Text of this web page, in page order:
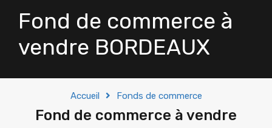
Fond de commerce à
vendre BORDEAUX
Accueil Fonds de commerce
Fond de commerce à vendre